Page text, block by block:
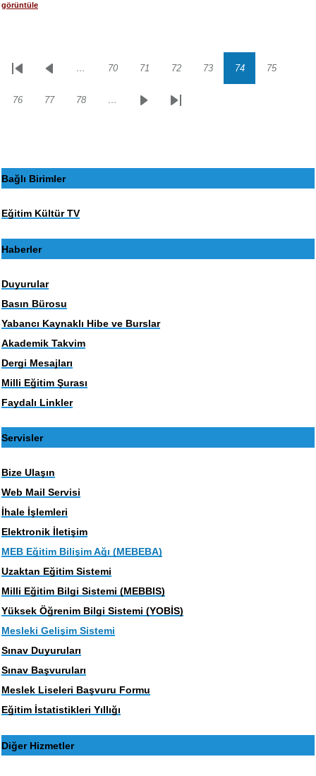
görüntüle
Sayfalama
İlk
Önceki… Sayfa
70 Sayfa
71 Sayfa
72 Sayfa
73 Sayfa
74 Sayfa
75
Sayfa
76 Sayfa
77 Sayfa
78 …
SonrakiSon
Bağlı Birimler
Eğitim Kültür TV
Haberler
Duyurular
Basın Bürosu
Yabancı Kaynaklı Hibe ve Burslar
Akademik Takvim
Dergi Mesajları
Milli Eğitim Şurası
Faydalı Linkler
Servisler
Bize Ulaşın
Web Mail Servisi
İhale İşlemleri
Elektronik İletişim
MEB Eğitim Bilişim Ağı (MEBEBA)
Uzaktan Eğitim Sistemi
Milli Eğitim Bilgi Sistemi (MEBBIS)
Yüksek Öğrenim Bilgi Sistemi (YOBİS)
Mesleki Gelişim Sistemi
Sınav Duyuruları
Sınav Başvuruları
Meslek Liseleri Başvuru Formu
Eğitim İstatistikleri Yıllığı
Diğer Hizmetler